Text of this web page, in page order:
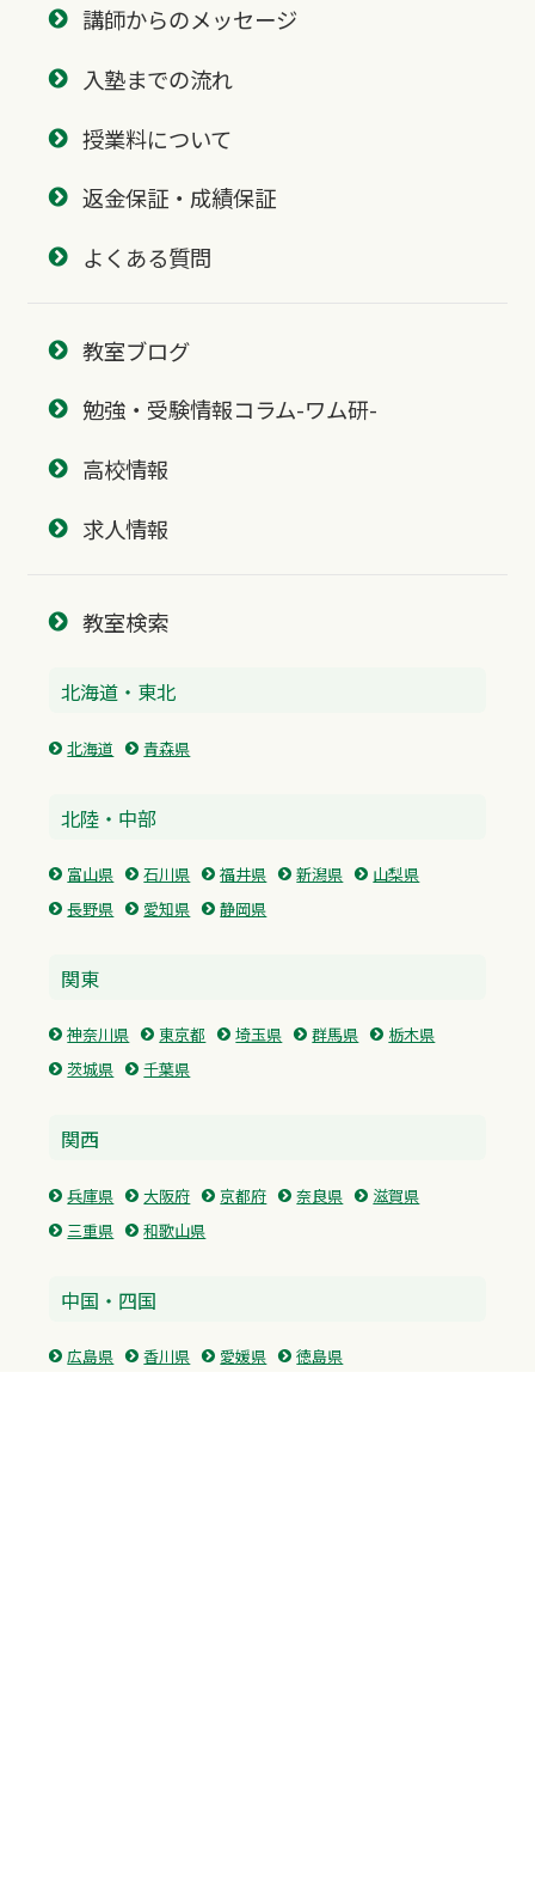
講師からのメッセージ
入塾までの流れ
授業料について
返金保証・成績保証
よくある質問
教室ブログ
勉強・受験情報コラム-ワム研-
高校情報
求人情報
教室検索
北海道・東北
北海道 青森県
北陸・中部
富山県 石川県 福井県 新潟県
山梨県
長野県
愛知県 静岡県
関東
神奈川県 東京都 埼玉県 群馬県
栃木県
茨城県
千葉県
関西
兵庫県 大阪府 京都府 奈良県
滋賀県
三重県
和歌山県
中国・四国
広島県 香川県 愛媛県 徳島県